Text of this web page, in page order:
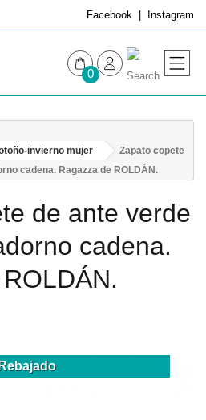
Facebook Instagram
0
invierno mujer
Zapato copete
cadena. Ragazza de ROLDÁN.
de ante verde
cadena.
Rebajado